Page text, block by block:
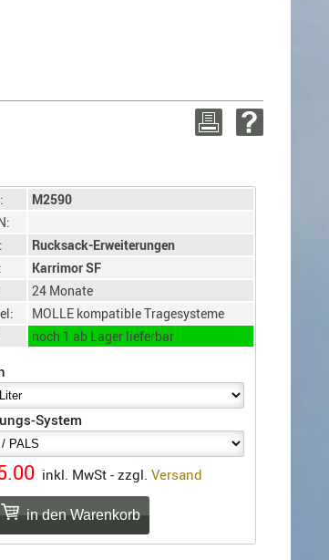
M2590
Rucksack-Erweiterungen
Karrimor SF
24 Monate
MOLLE kompatible Tragesysteme
noch 1 ab Lager lieferbar
System
inkl. MwSt - zzgl. Versand